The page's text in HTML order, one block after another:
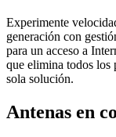
Experimente
generación con
para un acceso a
que elimina todos los
sola solución.
Antenas en